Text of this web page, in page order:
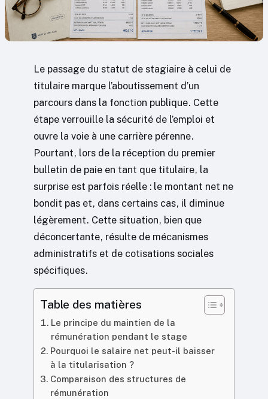
Le passage du statut de stagiaire à celui de
titulaire marque l’aboutissement d’un
parcours dans la fonction publique. Cette
étape verrouille la sécurité de l’emploi et
ouvre la voie à une carrière pérenne.
Pourtant, lors de la réception du premier
bulletin de paie en tant que titulaire, la
surprise est parfois réelle : le montant net ne
bondit pas et, dans certains cas, il diminue
légèrement. Cette situation, bien que
déconcertante, résulte de mécanismes
administratifs et de cotisations sociales
spécifiques.
Table des matières
Le principe du maintien de la
rémunération pendant le stage
Pourquoi le salaire net peut-il baisser
à la titularisation ?
Comparaison des structures de
rémunération